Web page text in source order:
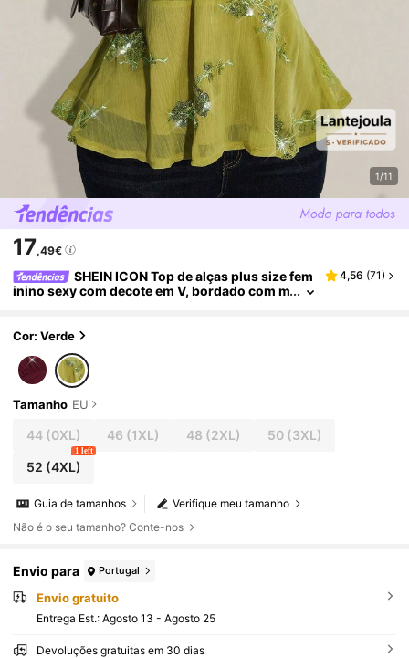
1/11
17,49€
SHEIN ICON Top de alças plus size fem
inino sexy com decote em V, bordado com m
4,56 (71)
Cor: Verde
Tamanho EU
44(0XL) 46 (1XL) 48 (2XL) 50(3XL)
52 (4XL)
1 left
Verifique meu tamanho
Guia de tamanhos
Não é o seu tamanho? Conte-nos
Envio para Portugal
Envio gratuito
Entrega Est.: Agosto 13 - Agosto 25
Devoluções gratuitas em 30 dias